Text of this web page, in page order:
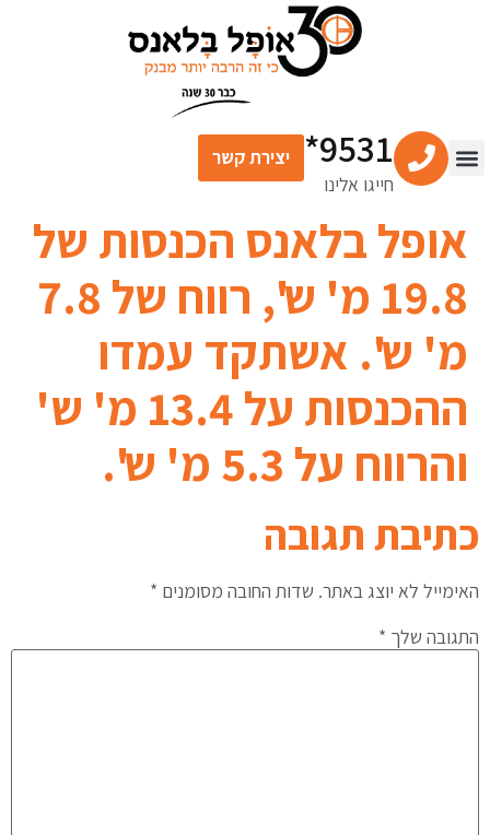
9531*
חייגו אלינו
יצירת קשר
אופל בלאנס הכנסות של
19.8 מ' ש', רווח של 7.8
מ' ש'. אשתקד עמדו
ההכנסות על 13.4 מ' ש'
והרווח על 5.3 מ' ש'.
כתיבת תגובה
האימייל לא יוצג באתר. שדות החובה מסומנים *
התגובה שלך *